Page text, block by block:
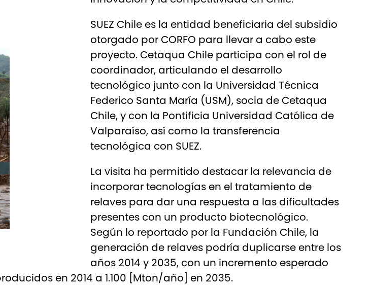
SUEZ Chile es la entidad beneficiaria del subsidio
otorgado por CORFO para llevar a cabo este
proyecto. Cetaqua Chile participa con el rol de
coordinador, articulando el desarrollo
tecnológico junto con la Universidad Técnica
Federico Santa María (USM), socia de Cetaqua
Chile, y con la Pontificia Universidad Católica de
Valparaíso, así como la transferencia
tecnológica con SUEZ.
La visita ha permitido destacar la relevancia de
incorporar tecnologías en el tratamiento de
relaves para dar una respuesta a las dificultades
presentes con un producto biotecnológico.
Según lo reportado por la Fundación Chile, la
generación de relaves podría duplicarse entre los
años 2014 y 2035, con un incremento esperado
en 2014 a 1.100 [Mton/año] en 2035.